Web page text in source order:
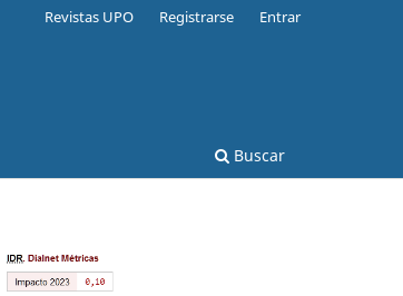
Buscar
Revistas UPO Registrarse Entrar